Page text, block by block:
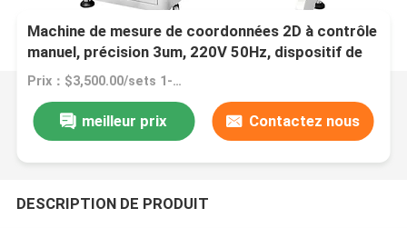
Machine de mesure de coordonnées 2D à contrôle
manuel, précision 3um, 220V 50Hz, dispositif de
mesure optique
Prix：$3,500.00/sets 1-1 sets
meilleur prix Contactez nous
DESCRIPTION DE PRODUIT